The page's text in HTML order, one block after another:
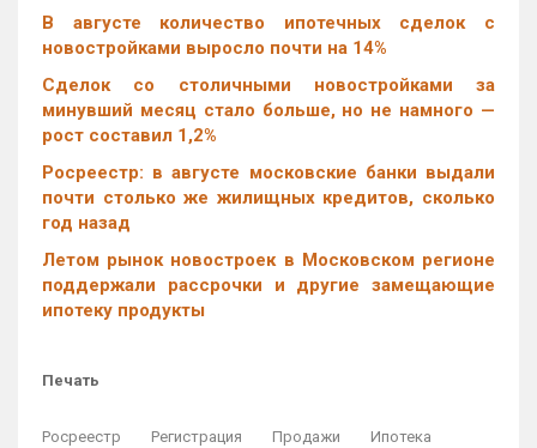
В августе количество ипотечных сделок с
новостройками выросло почти на 14%
Cделок со столичными новостройками за
минувший месяц стало больше, но не намного —
рост составил 1,2%
Росреестр: в августе московские банки выдали
почти столько же жилищных кредитов, сколько
год назад
Летом рынок новостроек в Московском регионе
поддержали рассрочки и другие замещающие
ипотеку продукты
Печать
Росреестр Регистрация Продажи
Ипотека